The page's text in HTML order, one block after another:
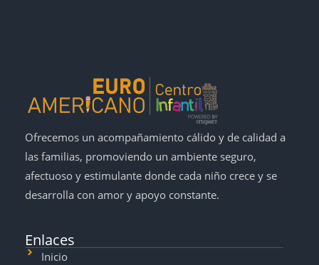
Ofrecemos un acompañamiento cálido y de calidad a
las familias, promoviendo un ambiente seguro,
afectuoso y estimulante donde cada niño crece y se
desarrolla con amor y apoyo constante.
Enlaces
Inicio